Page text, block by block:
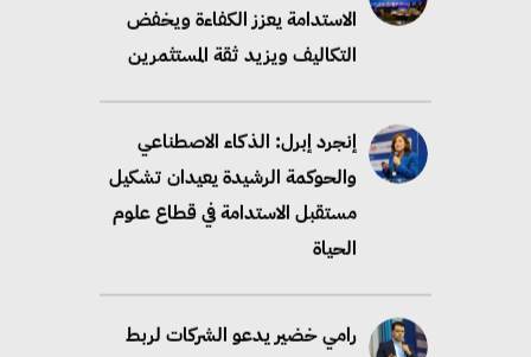
الاستدامة يعزز الكفاءة ويخفض
التكاليف ويزيد ثقة المستثمرين
إنجرد إبرل: الذكاء الاصطناعي
والحوكمة الرشيدة يعيدان تشكيل
مستقبل الاستدامة في قطاع علوم
الحياة
رامي خضير يدعو الشركات لربط